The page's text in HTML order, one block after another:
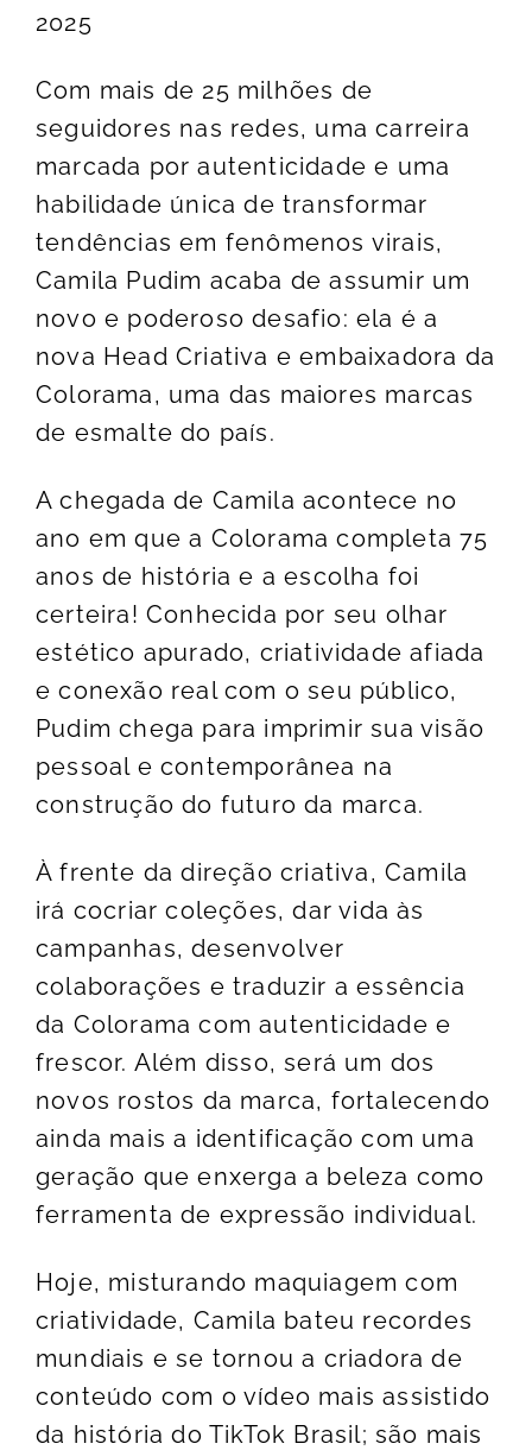
2025
Com mais de 25 milhões de
seguidores nas redes, uma carreira
marcada por autenticidade e uma
habilidade única de transformar
tendências em fenômenos virais,
Camila Pudim acaba de assumir um
novo e poderoso desafio: ela é a
nova Head Criativa e embaixadora da
Colorama, uma das maiores marcas
de esmalte do país.
A chegada de Camila acontece no
ano em que a Colorama completa 75
anos de história e a escolha foi
certeira! Conhecida por seu olhar
estético apurado, criatividade afiada
e conexão real com o seu público,
Pudim chega para imprimir sua visão
pessoal e contemporânea na
construção do futuro da marca.
À frente da direção criativa, Camila
irá cocriar coleções, dar vida às
campanhas, desenvolver
colaborações e traduzir a essência
da Colorama com autenticidade e
frescor. Além disso, será um dos
novos rostos da marca, fortalecendo
ainda mais a identificação com uma
geração que enxerga a beleza como
ferramenta de expressão individual.
Hoje, misturando maquiagem com
criatividade, Camila bateu recordes
mundiais e se tornou a criadora de
conteúdo com o vídeo mais assistido
da história do TikTok Brasil; são mais